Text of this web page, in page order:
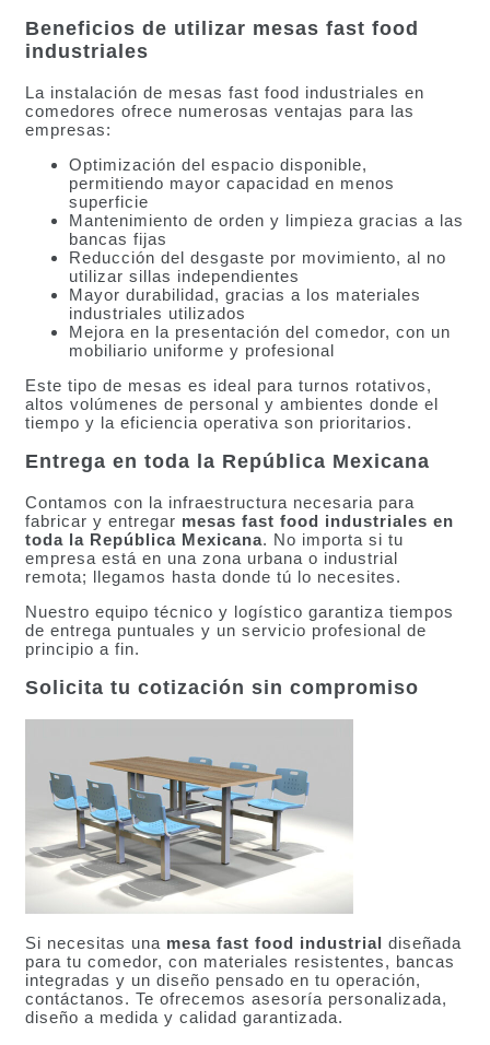
Beneficios de utilizar mesas fast food
industriales
La instalación de mesas fast food industriales en
comedores ofrece numerosas ventajas para las
empresas:
Optimización del espacio disponible,
permitiendo mayor capacidad en menos
superficie
Mantenimiento de orden y limpieza gracias a las
bancas fijas
Reducción del desgaste por movimiento, al no
utilizar sillas independientes
Mayor durabilidad, gracias a los materiales
industriales utilizados
Mejora en la presentación del comedor, con un
mobiliario uniforme y profesional
Este tipo de mesas es ideal para turnos rotativos,
altos volúmenes de personal y ambientes donde el
tiempo y la eficiencia operativa son prioritarios.
Entrega en toda la República Mexicana
Contamos con la infraestructura necesaria para
fabricar y entregar mesas fast food industriales en
toda la República Mexicana. No importa si tu
empresa está en una zona urbana o industrial
remota; llegamos hasta donde tú lo necesites.
Nuestro equipo técnico y logístico garantiza tiempos
de entrega puntuales y un servicio profesional de
principio a fin.
Solicita tu cotización sin compromiso
Si necesitas una mesa fast food industrial diseñada
para tu comedor, con materiales resistentes, bancas
integradas y un diseño pensado en tu operación,
contáctanos. Te ofrecemos asesoría personalizada,
diseño a medida y calidad garantizada.